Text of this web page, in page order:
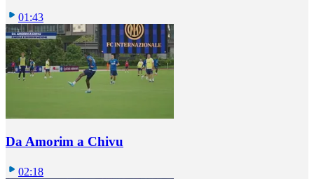
01:43
Da Amorim a Chivu
02:18